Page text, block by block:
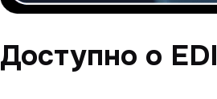
Доступно о EDI